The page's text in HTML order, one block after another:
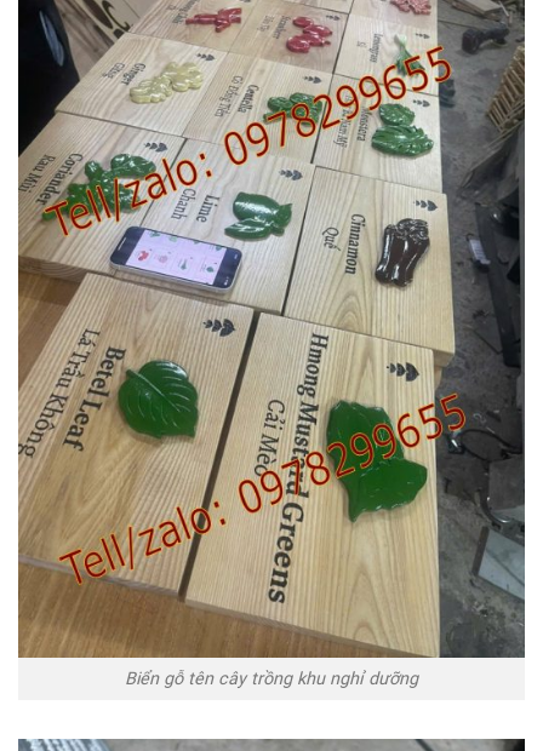
Biển gỗ tên cây trồng khu nghỉ dưỡng